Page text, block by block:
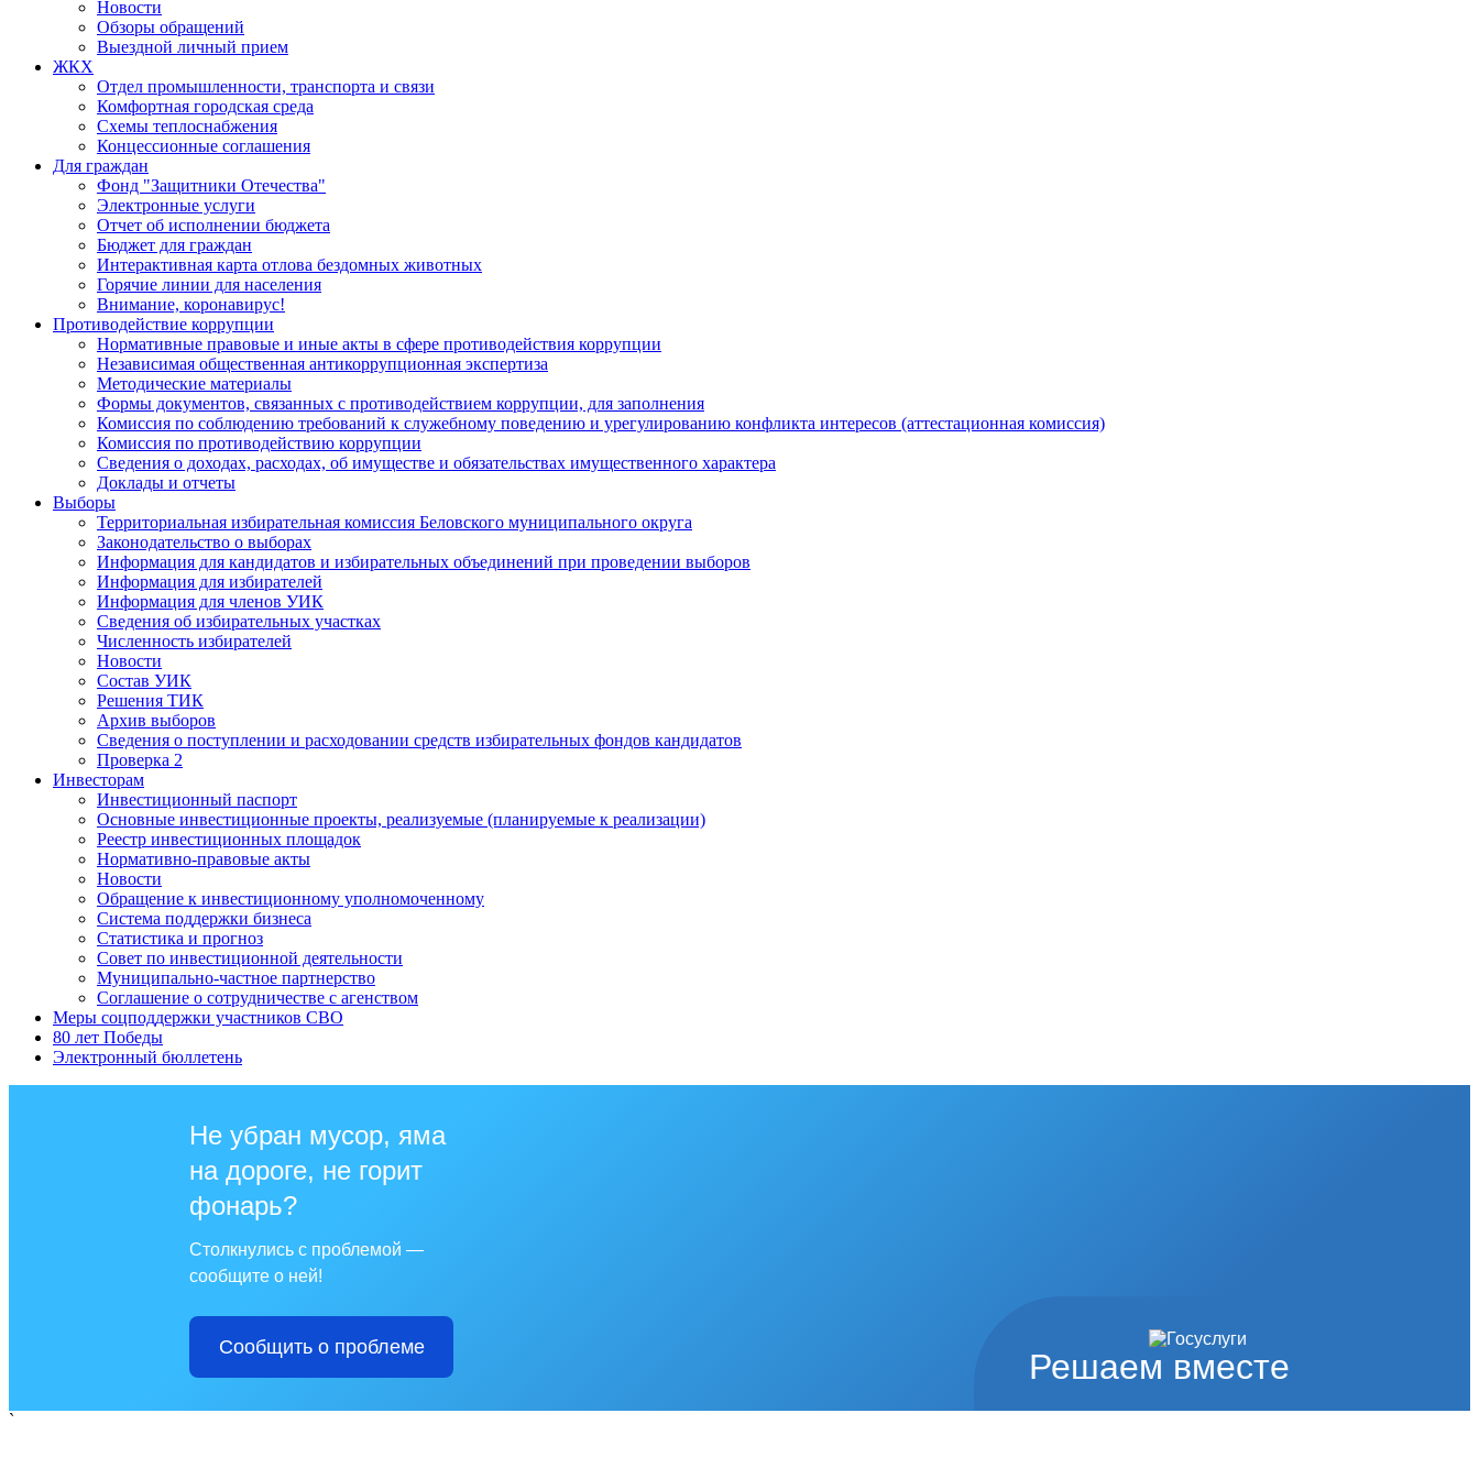
Новости
Обзоры обращений
Выездной личный прием
ЖКХ
Отдел промышленности, транспорта и связи
Комфортная городская среда
Схемы теплоснабжения
Концессионные соглашения
Для граждан
Фонд "Защитники Отечества"
Электронные услуги
Отчет об исполнении бюджета
Бюджет для граждан
Интерактивная карта отлова бездомных животных
Горячие линии для населения
Внимание, коронавирус!
Противодействие коррупции
Нормативные правовые и иные акты в сфере противодействия коррупции
Независимая общественная антикоррупционная экспертиза
Методические материалы
Формы документов, связанных с противодействием коррупции, для заполнения
Комиссия по соблюдению требований к служебному поведению и урегулированию конфликта интересов (аттестационная комиссия)
Комиссия по противодействию коррупции
Сведения о доходах, расходах, об имуществе и обязательствах имущественного характера
Доклады и отчеты
Выборы
Территориальная избирательная комиссия Беловского муниципального округа
Законодательство о выборах
Информация для кандидатов и избирательных объединений при проведении выборов
Информация для избирателей
Информация для членов УИК
Сведения об избирательных участках
Численность избирателей
Новости
Состав УИК
Решения ТИК
Архив выборов
Сведения о поступлении и расходовании средств избирательных фондов кандидатов
Проверка 2
Инвесторам
Инвестиционный паспорт
Основные инвестиционные проекты, реализуемые (планируемые к реализации)
Реестр инвестиционных площадок
Нормативно-правовые акты
Новости
Обращение к инвестиционному уполномоченному
Система поддержки бизнеса
Статистика и прогноз
Совет по инвестиционной деятельности
Муниципально-частное партнерство
Соглашение о сотрудничестве с агенством
Меры соцподдержки участников СВО
80 лет Победы
Электронный бюллетень
Решаем вместе
Не убран мусор, яма
на дороге, не горит
фонарь?
Столкнулись с проблемой —
сообщите о ней!
Сообщить о проблеме
`